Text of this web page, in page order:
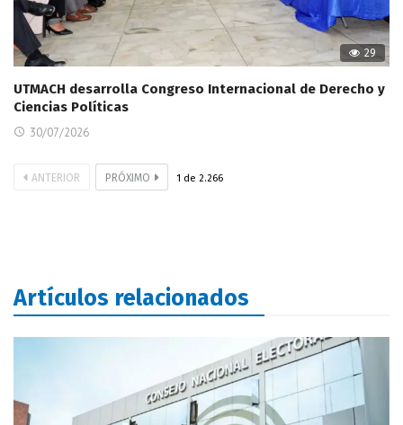
29
UTMACH desarrolla Congreso Internacional de Derecho y
Ciencias Políticas
30/07/2026
ANTERIOR PRÓXIMO 1 de 2.266
Artículos relacionados